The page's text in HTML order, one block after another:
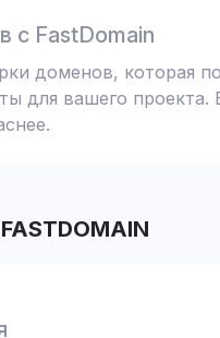
с FastDomain
доменов, которая
для вашего